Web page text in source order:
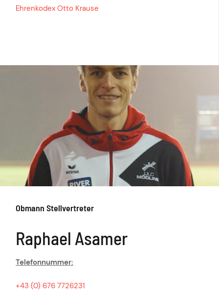
Ehrenkodex Otto Krause
Obmann Stellvertreter
Raphael Asamer
Telefonnummer:
+43 (0) 676 7726231